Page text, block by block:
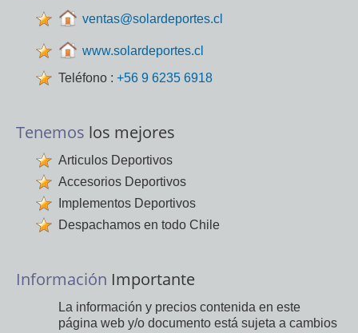
ventas@solardeportes.cl
www.solardeportes.cl
Teléfono : +56 9 6235 6918
Tenemos los mejores
Articulos Deportivos
Accesorios Deportivos
Implementos Deportivos
Despachamos en todo Chile
Información Importante
La información y precios contenida en este
página web y/o documento está sujeta a cambios